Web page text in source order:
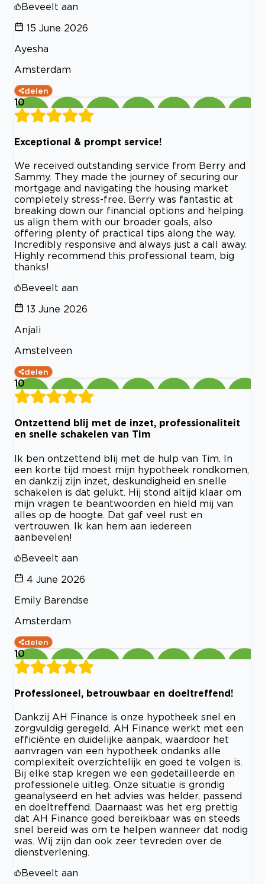
Beveelt aan
15 June 2026
Ayesha
Amsterdam
delen
10
Exceptional & prompt service!
We received outstanding service from Berry and
Sammy. They made the journey of securing our
mortgage and navigating the housing market
completely stress-free. Berry was fantastic at
breaking down our financial options and helping
us align them with our broader goals, also
offering plenty of practical tips along the way.
Incredibly responsive and always just a call away.
Highly recommend this professional team, big
thanks!
Beveelt aan
13 June 2026
Anjali
Amstelveen
delen
10
Ontzettend blij met de inzet, professionaliteit
en snelle schakelen van Tim
Ik ben ontzettend blij met de hulp van Tim. In
een korte tijd moest mijn hypotheek rondkomen,
en dankzij zijn inzet, deskundigheid en snelle
schakelen is dat gelukt. Hij stond altijd klaar om
mijn vragen te beantwoorden en hield mij van
alles op de hoogte. Dat gaf veel rust en
vertrouwen. Ik kan hem aan iedereen
aanbevelen!
Beveelt aan
4 June 2026
Emily Barendse
Amsterdam
delen
10
Professioneel, betrouwbaar en doeltreffend!
Dankzij AH Finance is onze hypotheek snel en
zorgvuldig geregeld. AH Finance werkt met een
efficiënte en duidelijke aanpak, waardoor het
aanvragen van een hypotheek ondanks alle
complexiteit overzichtelijk en goed te volgen is.
Bij elke stap kregen we een gedetailleerde en
professionele uitleg. Onze situatie is grondig
geanalyseerd en het advies was helder, passend
en doeltreffend. Daarnaast was het erg prettig
dat AH Finance goed bereikbaar was en steeds
snel bereid was om te helpen wanneer dat nodig
was. Wij zijn dan ook zeer tevreden over de
dienstverlening.
Beveelt aan